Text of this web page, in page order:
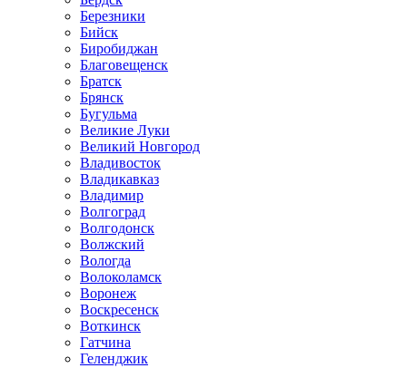
Березники
Бийск
Биробиджан
Благовещенск
Братск
Брянск
Бугульма
Великие Луки
Великий Новгород
Владивосток
Владикавказ
Владимир
Волгоград
Волгодонск
Волжский
Вологда
Волоколамск
Воронеж
Воскресенск
Воткинск
Гатчина
Геленджик